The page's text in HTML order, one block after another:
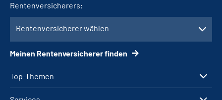
Top-Themen
Rentenversicherers:
Rentenversicherer wählen
Meinen Rentenversicherer finden